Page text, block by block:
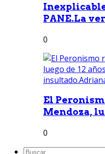
PANE.La
0
El
Mendoza,
0